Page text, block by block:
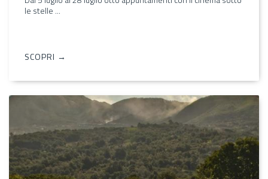
le stelle ...
SCOPRI →